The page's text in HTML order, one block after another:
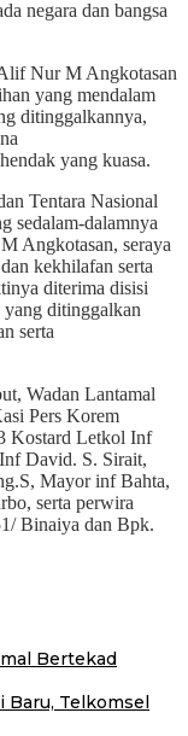
negara dan bangsa
Nur M Angkotasan
yang mendalam
ditinggalkannya,
yang kuasa.
Tentara Nasional
sedalam-dalamnya
Angkotasan, seraya
kekhilafan serta
diterima disisi
yang ditinggalkan
serta
Wadan Lantamal
Pers Korem
Kostard Letkol Inf
David. S. Sirait,
Mayor inf Bahta,
serta perwira
Binaiya dan Bpk.
Bertekad
Baru, Telkomsel